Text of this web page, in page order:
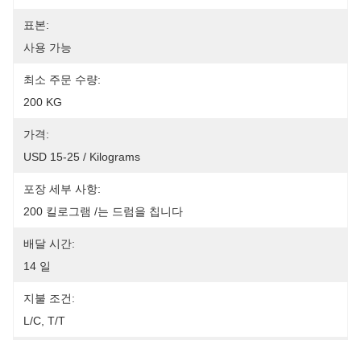
표본:
사용 가능
최소 주문 수량:
200 KG
가격:
USD 15-25 / Kilograms
포장 세부 사항:
200 킬로그램 /는 드럼을 칩니다
배달 시간:
14 일
지불 조건:
L/C, T/T